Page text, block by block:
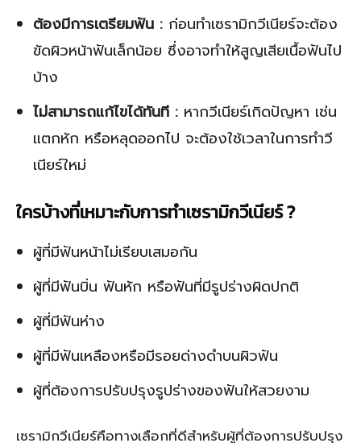
ต้องมีการเตรียมฟัน : ก่อนทำเซรามิกวีเนียร์จะต้อง
ขัดผิวหน้าฟันเล็กน้อย ซึ่งอาจทำให้สูญเสียเนื้อฟันไป
บ้าง
ไม่สามารถแก้ไขได้ทันที : หากวีเนียร์เกิดปัญหา เช่น
แตกหัก หรือหลุดออกไป จะต้องใช้เวลาในการทำวี
เนียร์ใหม่
ใครบ้างที่เหมาะกับการทำเซรามิกวีเนียร์ ?
ผู้ที่มีฟันหน้าไม่เรียบเสมอกัน
ผู้ที่มีฟันบิ่น ฟันหัก หรือฟันที่มีรูปร่างผิดปกติ
ผู้ที่มีฟันห่าง
ผู้ที่มีฟันเหลืองหรือมีรอยด่างดำบนผิวฟัน
ผู้ที่ต้องการปรับปรุงรูปร่างของฟันให้สวยงาม
เซรามิกวีเนียร์คือทางเลือกที่ดีสำหรับผู้ที่ต้องการปรับปรุง